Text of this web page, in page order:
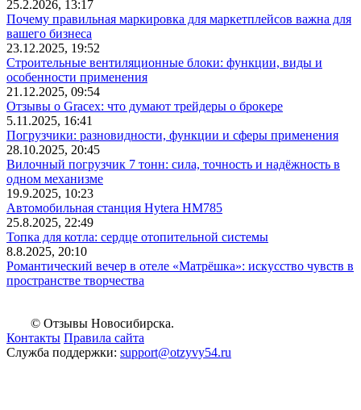
25.2.2026, 13:17
Почему правильная маркировка для маркетплейсов важна для
вашего бизнеса
23.12.2025, 19:52
Строительные вентиляционные блоки: функции, виды и
особенности применения
21.12.2025, 09:54
Отзывы о Gracex: что думают трейдеры о брокере
5.11.2025, 16:41
Погрузчики: разновидности, функции и сферы применения
28.10.2025, 20:45
Вилочный погрузчик 7 тонн: сила, точность и надёжность в
одном механизме
19.9.2025, 10:23
Автомобильная станция Hytera HM785
25.8.2025, 22:49
Топка для котла: сердце отопительной системы
8.8.2025, 20:10
Романтический вечер в отеле «Матрёшка»: искусство чувств в
пространстве творчества
© Отзывы Новосибирска.
Контакты Правила сайта
Служба поддержки: support@otzyvy54.ru